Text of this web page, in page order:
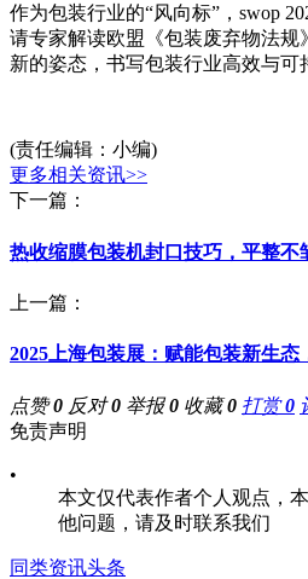
作为包装行业的“风向标”，swop
请专家解读欧盟《包装废弃物法
新的姿态，书写包装行业高效与可
(责任编辑：小编)
更多相关资讯>>
下一篇：
热收缩膜包装机封口技巧，平整不
上一篇：
2025上海包装展：赋能包装新生态
点赞0 反对0 举报0 收藏0 打赏0
免责声明
•
本文仅代表作者个人观点，
他问题，请及时联系我们
同类资讯头条